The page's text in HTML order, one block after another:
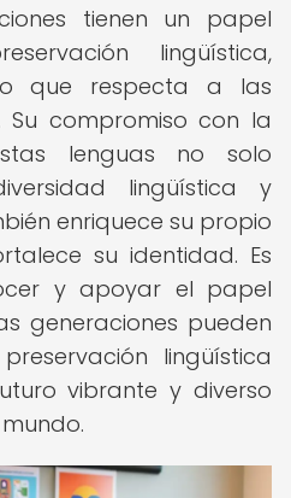
tienen un papel
lingüística,
que respecta a las
Su compromiso con la
lenguas no solo
lingüística y
enriquece su propio
su identidad. Es
y apoyar el papel
generaciones pueden
lingüística
vibrante y diverso